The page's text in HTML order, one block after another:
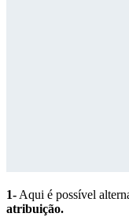
1- Aqui é possível
atribuição.